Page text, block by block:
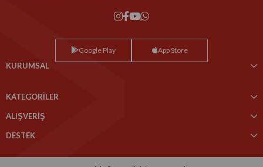
Google Play App Store
KURUMSAL
KATEGORİLER
ALIŞVERİŞ
DESTEK